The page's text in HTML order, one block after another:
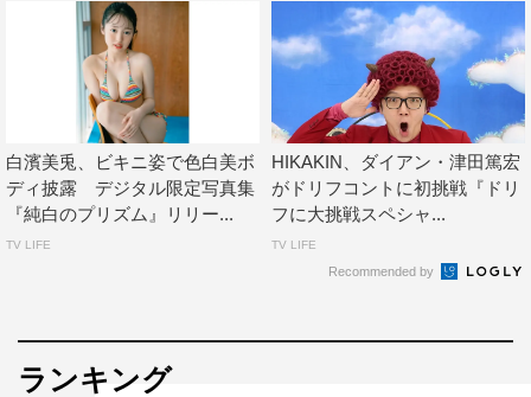
白濱美兎、ビキニ姿で色白美ボ
ディ披露 デジタル限定写真集
『純白のプリズム』リリー...
TV LIFE
HIKAKIN、ダイアン・津田篤宏
がドリフコントに初挑戦『ドリ
フに大挑戦スペシャ...
TV LIFE
Recommended by
ランキング